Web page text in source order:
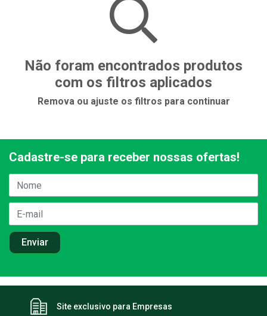
Não foram encontrados produtos
com os filtros aplicados
Remova ou ajuste os filtros para continuar
Cadastre-se para receber nossas ofertas!
Site exclusivo para Empresas